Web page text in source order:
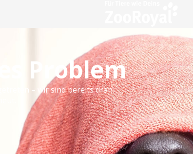
Problem
– wir sind bereits dran.